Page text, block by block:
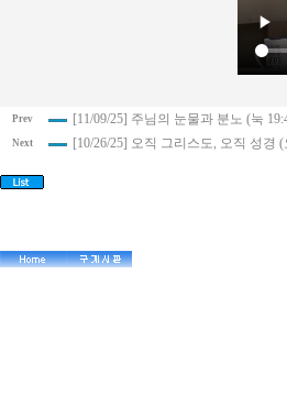
Prev [11/09/25] 주님의 눈물과 분노 (눅
Next [10/26/25] 오직 그리스도, 오직 성경